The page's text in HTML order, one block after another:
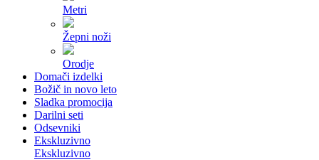
Metri
Žepni noži
Orodje
Domači izdelki
Božič in novo leto
Sladka promocija
Darilni seti
Odsevniki
Ekskluzivno
Ekskluzivno